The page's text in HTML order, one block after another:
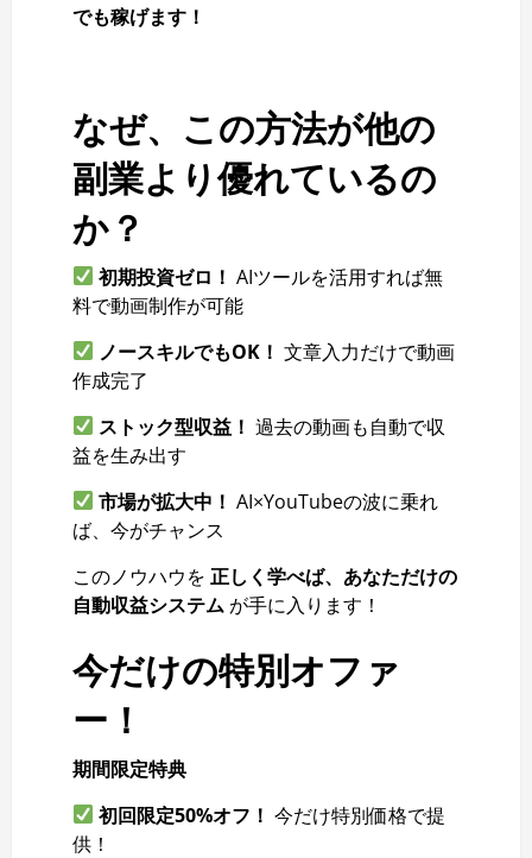
でも稼げます！
なぜ、この方法が他の
副業より優れているの
か？
初期投資ゼロ！ AIツールを活用すれば無
料で動画制作が可能
ノースキルでもOK！ 文章入力だけで動画
作成完了
ストック型収益！ 過去の動画も自動で収
益を生み出す
市場が拡大中！ AI×YouTubeの波に乗れ
ば、今がチャンス
このノウハウを 正しく学べば、あなただけの
自動収益システム が手に入ります！
今だけの特別オファ
ー！
期間限定特典
初回限定50%オフ！ 今だけ特別価格で提
供！